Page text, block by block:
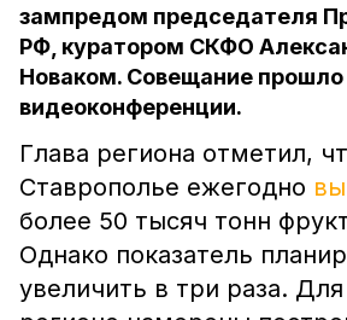
зампредом председателя
РФ, куратором СКФО
Новаком. Совещание
видеоконференции.
Глава региона отметил,
Ставрополье ежегодно
более 50 тысяч тонн
Однако показатель
увеличить в три раза.